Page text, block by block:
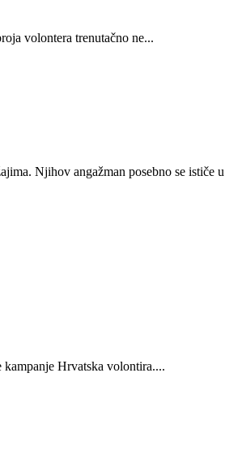
volontera trenutačno ne...
Njihov angažman posebno se ističe u
Hrvatska volontira....